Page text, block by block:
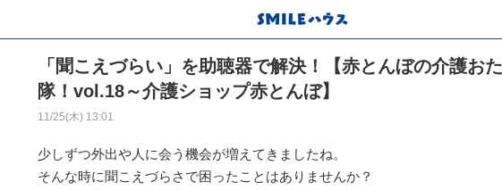
「聞こえづらい」を助聴器で解決！【赤とんぼの介護お
隊！vol.18～介護ショップ赤とんぼ】
11/25(木) 13:01
少しずつ外出や人に会う機会が増えてきましたね。
そんな時に聞こえづらさで困ったことはありませんか？